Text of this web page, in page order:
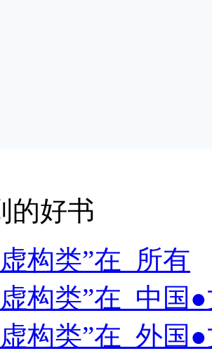
的好书
构类”在 所有
构类”在 中国
构类”在 外国